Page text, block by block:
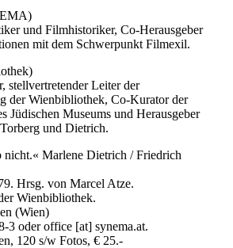
und Filmhistoriker, Co-Herausgeber
mit dem Schwerpunkt Filmexil.
stellvertretender Leiter der
der Wienbibliothek, Co-Kurator der
Jüdischen Museums und Herausgeber
und Dietrich.
nicht.« Marlene Dietrich / Friedrich
Hrsg. von Marcel Atze.
Wienbibliothek.
(Wien)
3 oder office [at] synema.at.
120 s/w Fotos, € 25.-